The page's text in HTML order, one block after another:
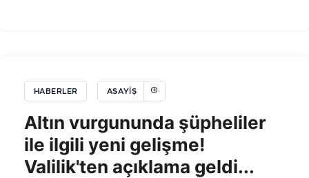
HABERLER ASAYIŞ
Altın vurgununda şüpheliler
ile ilgili yeni gelişme!
Valilik'ten açıklama geldi...